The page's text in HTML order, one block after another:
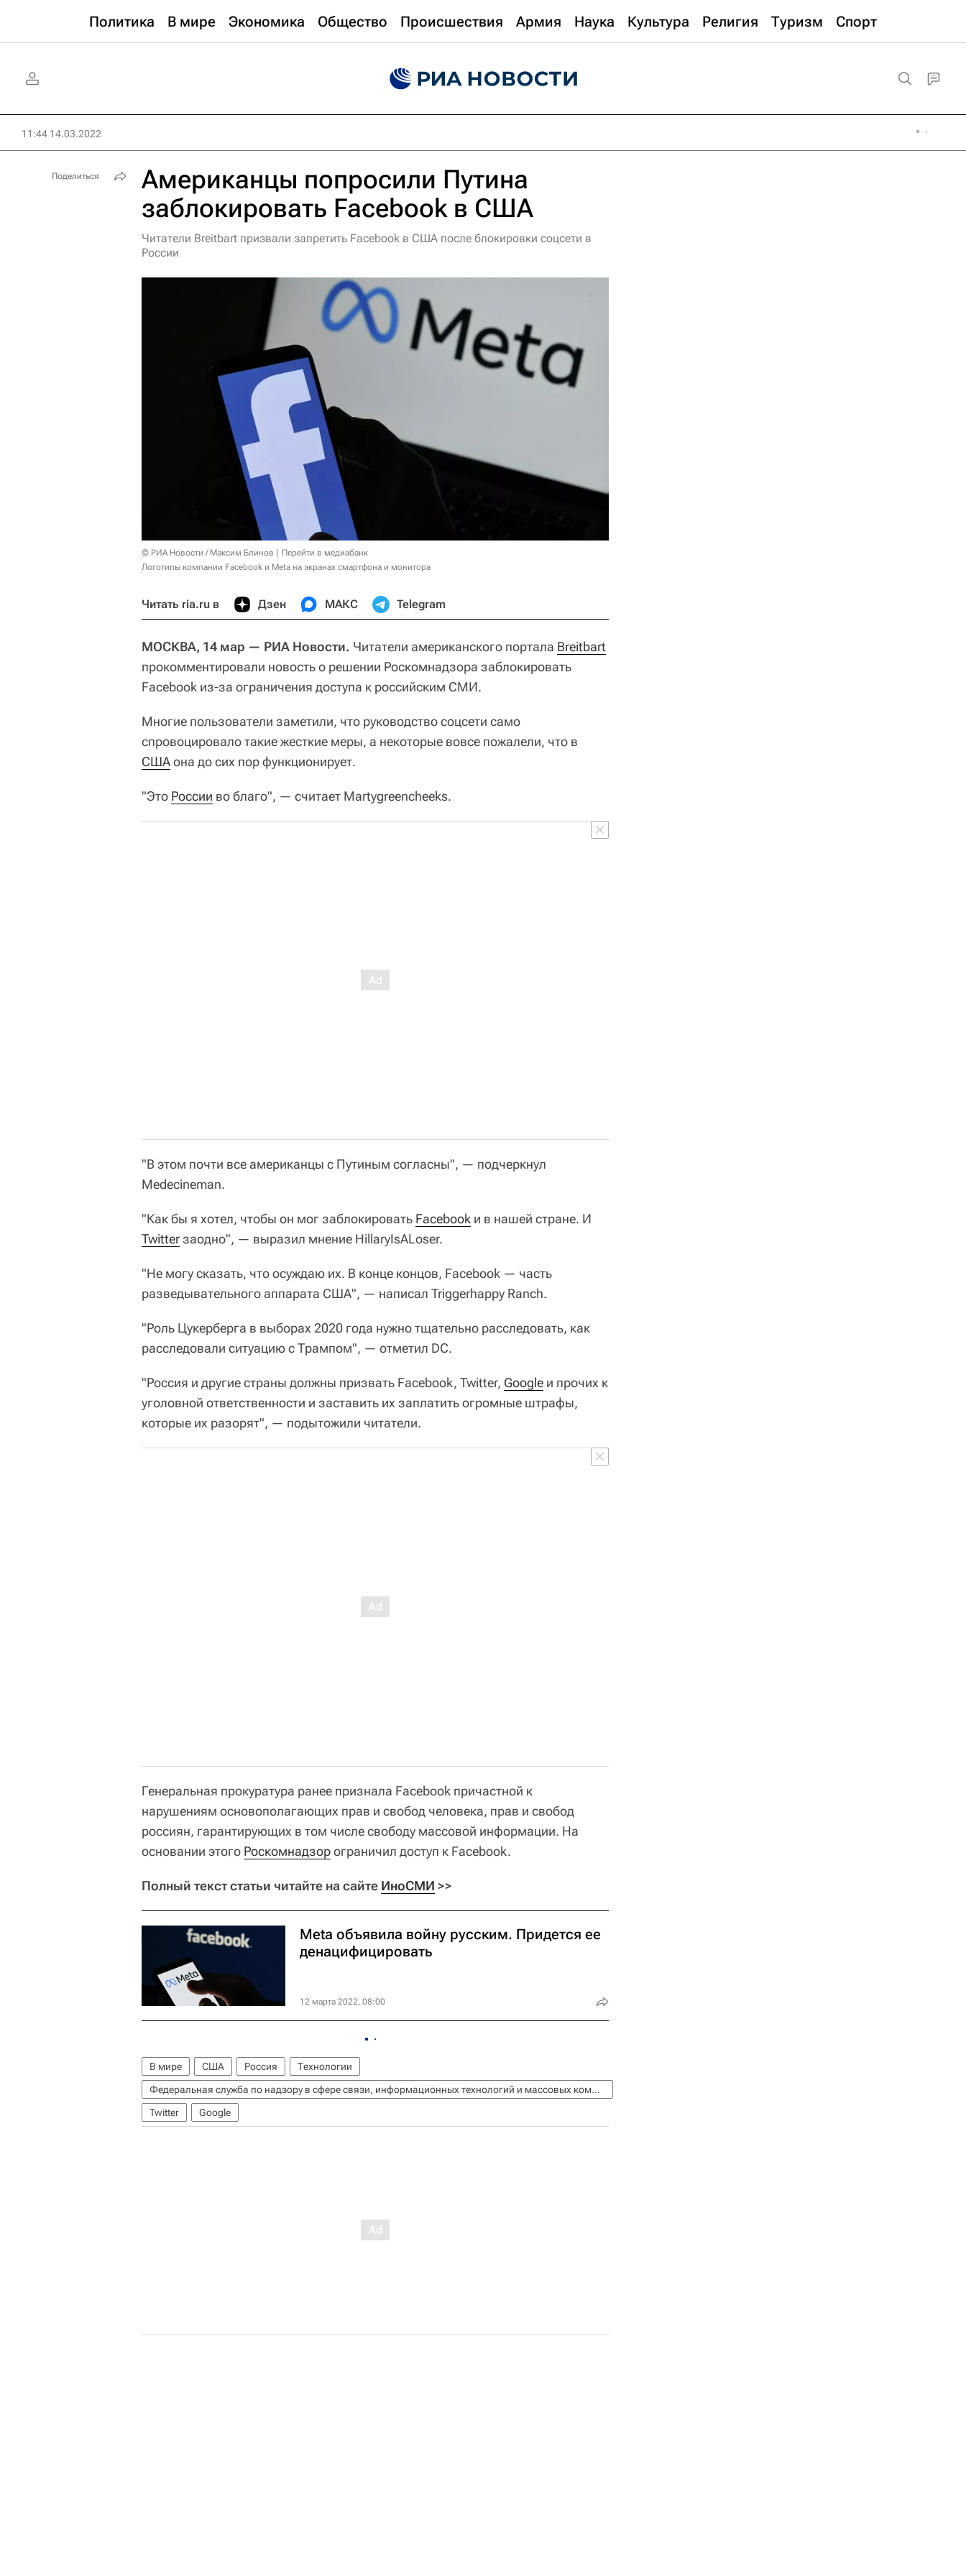
Политика В мире Экономика Общество Происшествия Армия Наука Культура Религия Туризм Спорт
11:44 14.03.2022
Американцы попросили Путина
заблокировать Facebook в США
Читатели Breitbart призвали запретить Facebook в США после блокировки соцсети в
России
© РИА Новости / Максим Блинов
Перейти в медиабанк
Логотипы компании Facebook и Meta на экранах смартфона и монитора
Читать ria.ru в Дзен МАКС Telegram
МОСКВА, 14 мар — РИА Новости. Читатели американского портала Breitbart
прокомментировали новость о решении Роскомнадзора заблокировать
Facebook из-за ограничения доступа к российским СМИ.
Многие пользователи заметили, что руководство соцсети само
спровоцировало такие жесткие меры, а некоторые вовсе пожалели, что в
СШАона до сих пор функционирует.
"Это России во благо", — считает Martygreencheeks.
"В этом почти все американцы с Путиным согласны", — подчеркнул
Medecineman.
"Как бы я хотел, чтобы он мог заблокировать Facebook и в нашей стране. И
Twitterзаодно", — выразил мнение HillaryIsALoser.
"Не могу сказать, что осуждаю их. В конце концов, Facebook — часть
разведывательного аппарата США", — написал Triggerhappy Ranch.
"Роль Цукерберга в выборах 2020 года нужно тщательно расследовать, как
расследовали ситуацию с Трампом", — отметил DC.
"Россия и другие страны должны призвать Facebook, Twitter, Google и прочих к
уголовной ответственности и заставить их заплатить огромные штрафы,
которые их разорят", — подытожили читатели.
Генеральная прокуратура ранее признала Facebook причастной к
нарушениям основополагающих прав и свобод человека, прав и свобод
россиян, гарантирующих в том числе свободу массовой информации. На
основании этого Роскомнадзорограничил доступ к Facebook.
Полный текст статьи читайте на сайте ИноСМИ >>
Meta объявила войну русским. Придется ее
денацифицировать
12 марта 2022, 08:00
В мире США Россия
Технологии
Федеральная служба по надзору в сфере связи, информационных технологий и массовых коммуникаций (Роскомнадзор)
Twitter
Google
Поделиться